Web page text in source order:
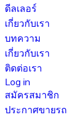
ดีลเลอร์
เกี่ยวกับเรา
บทความ
เกี่ยวกับเรา
ติดต่อเรา
Log in
สมัครสมาชิก
ประกาศขายรถ